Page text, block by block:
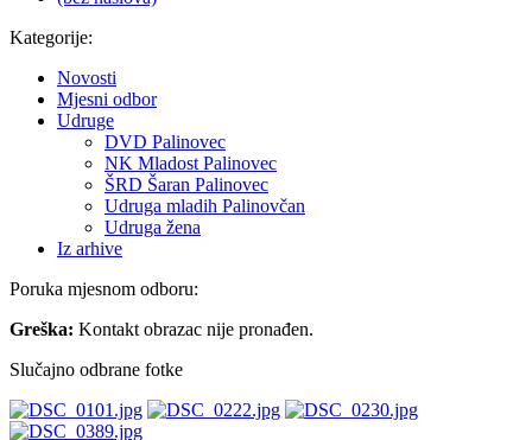
Kategorije:
Novosti
Mjesni odbor
Udruge
DVD Palinovec
NK Mladost Palinovec
ŠRD Šaran Palinovec
Udruga mladih Palinovčan
Udruga žena
Iz arhive
Poruka mjesnom odboru:
Greška: Kontakt obrazac nije pronađen.
Slučajno odbrane fotke